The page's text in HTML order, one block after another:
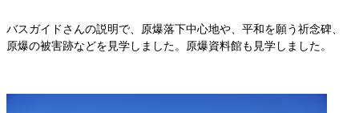
バスガイドさんの説明で、原爆落下中心地や、平和を願う祈念碑、
原爆の被害跡などを見学しました。原爆資料館も見学しました。